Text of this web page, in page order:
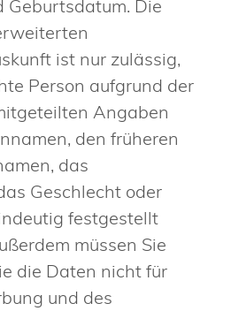
Geburtsdatum. Die
ist nur zulässig,
Person aufgrund der
Angaben
den früheren
das
Geschlecht oder
festgestellt
müssen Sie
die Daten nicht für
und des